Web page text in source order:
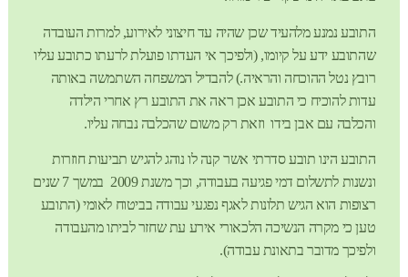
התובע נמנע מלהעיד שכן שהיה עד חיצוני לאירוע, למרות העובדה
שהתובע ידע על קיומו, (ולפיכך אי העדתו פועלת לרעתו כתובע עליו
רובץ נטל ההוכחה והראיה.) להבדיל המשפחה השתמשה באותה
עדות להוכיח כי התובע אכן ראה את התובע רץ אחרי הילדה
והכלבה עם אבן בידו וזאת רק משום שהכלבה נבחה עליו.
התובע הינו תובע סדרתי אשר קנה לו נוהג להגיש תביעות חוזרות
ונשנות לתשלום דמי פגיעה בעבודה, וכך משנת 2009 במשך 7 שנים
רצופות הוא הגיש תלונות לאגף נפגעי עבודה בביטוח לאומי (התובע
טען כי מקרה הנשיכה הלכאורי אירע עת שחזר לביתו מהעבודה
ולפיכך מדובר בתאונת עבודה).